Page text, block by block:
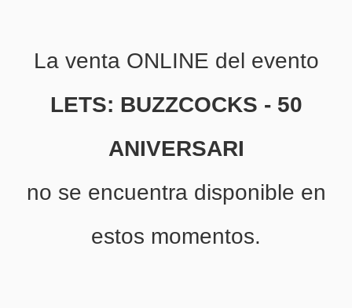
La venta ONLINE del evento
LETS: BUZZCOCKS - 50
ANIVERSARI
no se encuentra disponible en
estos momentos.